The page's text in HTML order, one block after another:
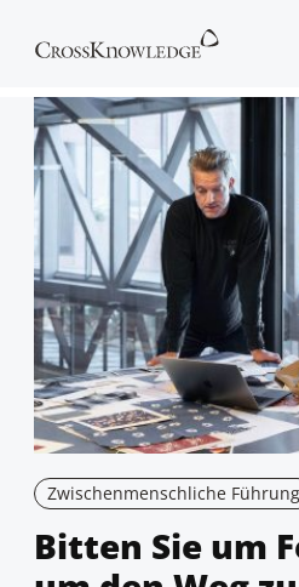
Zwischenmenschliche Führung
Bitten Sie um